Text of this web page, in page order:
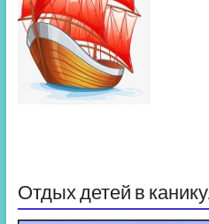
Отдых детей в